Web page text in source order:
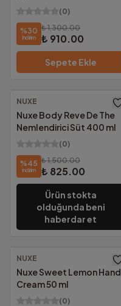
(0)
%30
İndirim
₺ 1,300.00
₺ 910.00
Sepete Ekle
Ücretsiz Kargo
NUXE
Nuxe Body Reve De The
Nemlendirici Süt 400 ml
(0)
%45
İndirim
₺ 1,500.00
₺ 825.00
Ürün stokta
olduğunda beni
haberdar et
NUXE
Nuxe Sweet Lemon Hand
Cream 50 ml
(0)